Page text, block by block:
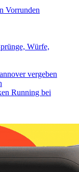
Vorrunden
Würfe,
vergeben
Running bei